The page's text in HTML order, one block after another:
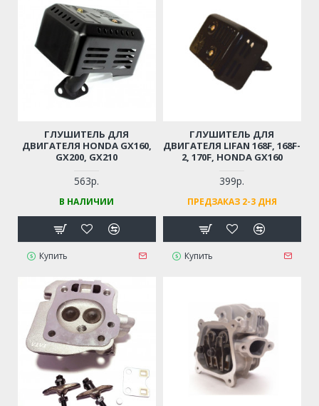
ГЛУШИТЕЛЬ ДЛЯ
ДВИГАТЕЛЯ HONDA GX160,
GX200, GX210
563р.
В НАЛИЧИИ
Купить
ГЛУШИТЕЛЬ ДЛЯ
ДВИГАТЕЛЯ LIFAN 168F, 168F-
2, 170F, HONDA GX160
399р.
ПРЕДЗАКАЗ 2-3 ДНЯ
Купить